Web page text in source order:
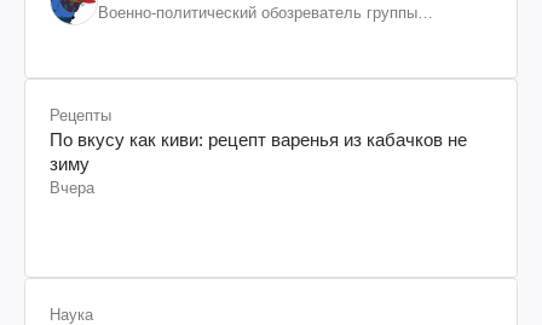
Военно-политический обозреватель группы
Рецепты
По вкусу как киви: рецепт варенья из кабачков не
зиму
Вчера
Наука